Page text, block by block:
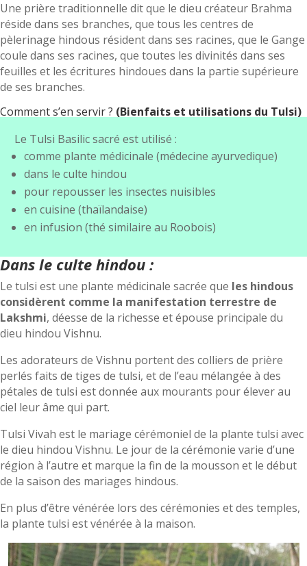
Une prière traditionnelle dit que le dieu créateur Brahma
réside dans ses branches, que tous les centres de
pèlerinage hindous résident dans ses racines, que le Gange
coule dans ses racines, que toutes les divinités dans ses
feuilles et les écritures hindoues dans la partie supérieure
de ses branches.
Comment s’en servir ? (Bienfaits et utilisations du Tulsi)
Le Tulsi Basilic sacré est utilisé :
comme plante médicinale (médecine ayurvedique)
dans le culte hindou
pour repousser les insectes nuisibles
en cuisine (thaïlandaise)
en infusion (thé similaire au Roobois)
Dans le culte hindou :
Le tulsi est une plante médicinale sacrée que les hindous
considèrent comme la manifestation terrestre de
Lakshmi, déesse de la richesse et épouse principale du
dieu hindou Vishnu.
Les adorateurs de Vishnu portent des colliers de prière
perlés faits de tiges de tulsi, et de l’eau mélangée à des
pétales de tulsi est donnée aux mourants pour élever au
ciel leur âme qui part.
Tulsi Vivah est le mariage cérémoniel de la plante tulsi avec
le dieu hindou Vishnu. Le jour de la cérémonie varie d’une
région à l’autre et marque la fin de la mousson et le début
de la saison des mariages hindous.
En plus d’être vénérée lors des cérémonies et des temples,
la plante tulsi est vénérée à la maison.